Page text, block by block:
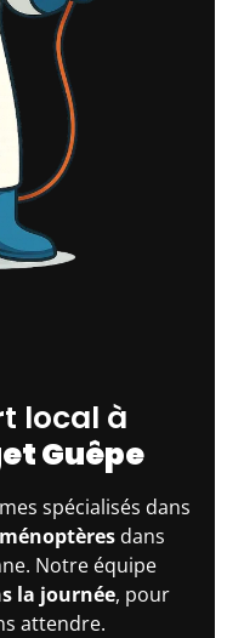
local à
Guêpe
spécialisés dans
dans
Notre équipe
la journée, pour
attendre.